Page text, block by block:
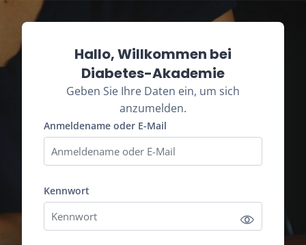
Zum Hauptinhalt
Hallo, Willkommen bei
Diabetes-Akademie
Geben Sie Ihre Daten ein, um sich
anzumelden.
Kontoerstellung abbrechen
Anmeldename oder E-Mail
Anmeldename oder E-Mail
Kennwort
Kennwort